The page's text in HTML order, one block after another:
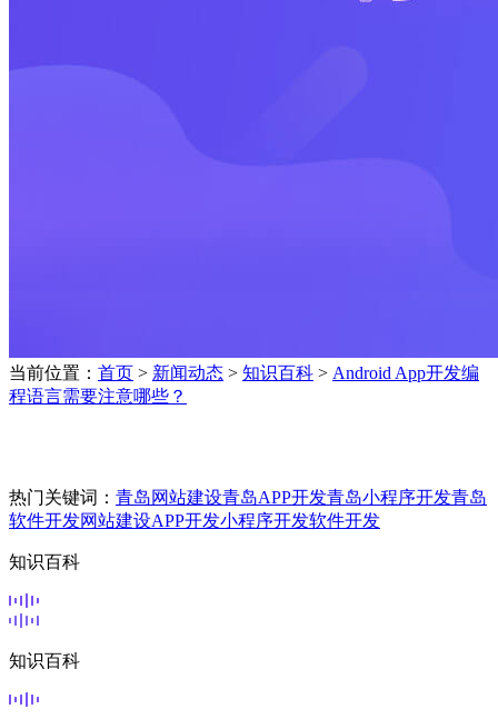
当前位置： 首页 > 新闻动态 > 知识百科 > Android App开发编
程语言需要注意哪些？
热门关键词： 青岛网站建设青岛APP开发青岛小程序开发青岛
软件开发网站建设APP开发小程序开发软件开发
知识百科
知识百科